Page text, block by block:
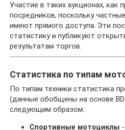
Участие в таких аукционах, как
посредников, поскольку
имеют прямого доступа. Эти
статистику и публикуют
результатам торгов.
Статистика по типам
По типам техники статистика
(данные обобщены на основе
следующим образом:
Спортивные мотоциклы